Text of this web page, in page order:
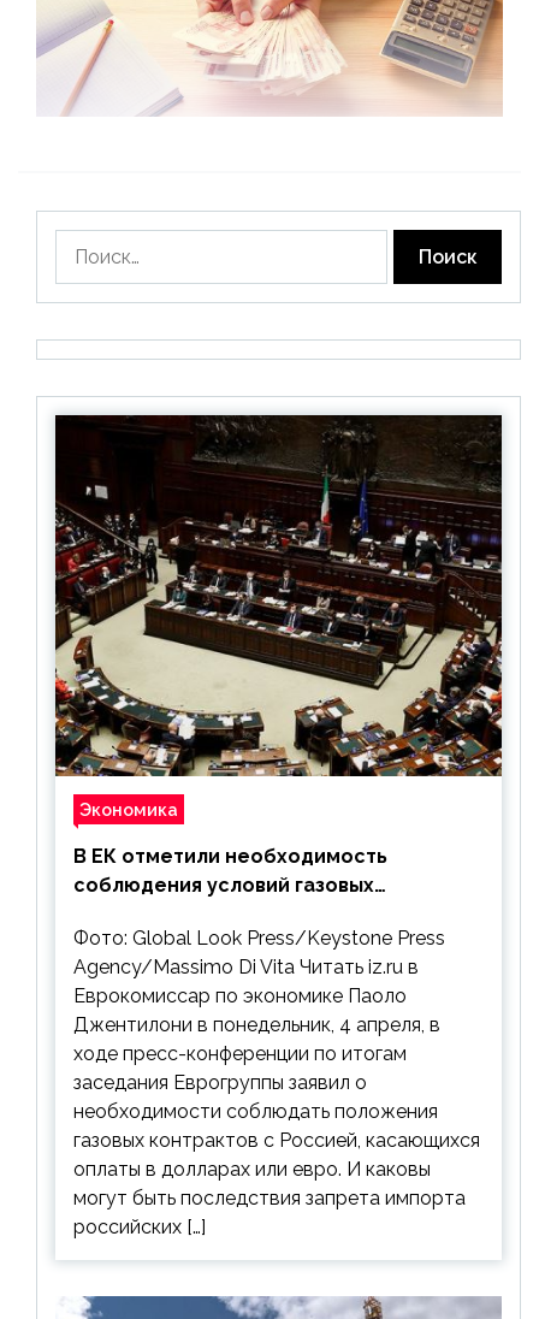
Экономика
В ЕК отметили необходимость
соблюдения условий газовых
Фото: Global Look Press/Keystone Press
Agency/Massimo Di Vita Читать iz.ru в
Еврокомиссар по экономике Паоло
Джентилони в понедельник, 4 апреля, в
ходе пресс-конференции по итогам
заседания Еврогруппы заявил о
необходимости соблюдать положения
газовых контрактов с Россией, касающихся
оплаты в долларах или евро. И каковы
могут быть последствия запрета импорта
российских […]